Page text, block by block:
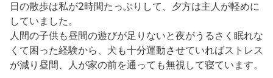
日の散歩は私が2時間たっぷりして、夕方は主人が軽めに
していました。
人間の子供も昼間の遊びが足りないと夜がうるさく眠れな
くて困った経験から、犬も十分運動させていればストレス
が減り昼間、人が家の前を通っても無視して寝ています。